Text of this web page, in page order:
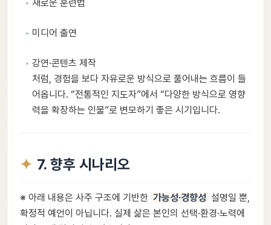
새로운 훈련법
미디어 출연
강연·콘텐츠 제작
처럼, 경험을 보다 자유로운 방식으로 풀어내는 흐름이 들
어옵니다. “전통적인 지도자”에서 “다양한 방식으로 영향
력을 확장하는 인물”로 변모하기 좋은 시기입니다.
7. 향후 시나리오
※ 아래 내용은 사주 구조에 기반한 가능성·경향성 설명일 뿐,
확정적 예언이 아닙니다. 실제 삶은 본인의 선택·환경·노력에